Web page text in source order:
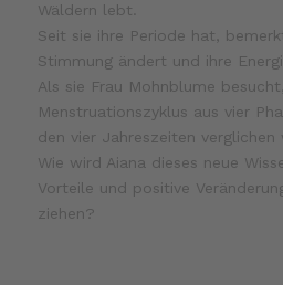
Wäldern lebt.
Seit sie ihre Periode hat,
Stimmung ändert und ihre
Als sie Frau Mohnblume
Menstruationszyklus aus vier
den vier Jahreszeiten verglichen
Wie wird Aiana dieses neue
Vorteile und positive
ziehen?